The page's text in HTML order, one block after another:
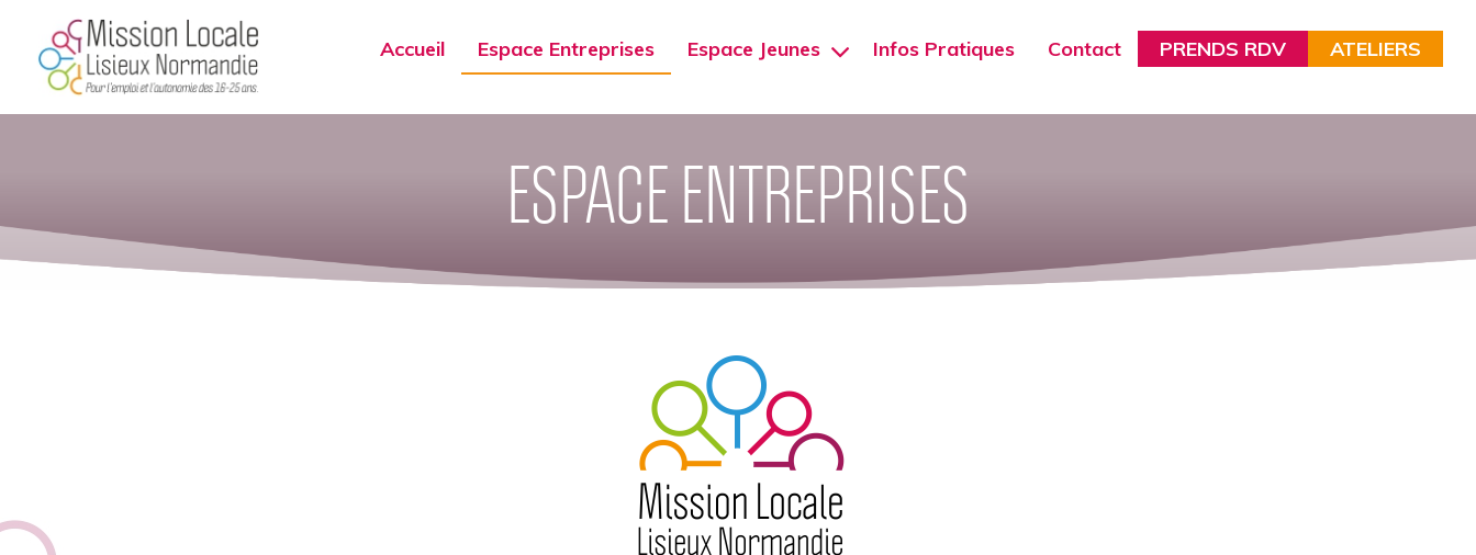
Accueil Espace Entreprises Espace Jeunes Infos Pratiques Contact PRENDS RDV ATELIERS
ESPACE ENTREPRISES